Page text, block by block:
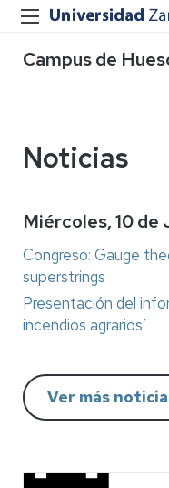
Campus de
Noticias
Miércoles, 10 de
Congreso: Gauge
superstrings
Presentación del
incendios agrarios’
Ver más